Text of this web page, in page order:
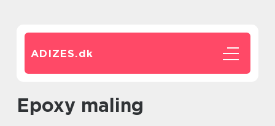
ADIZES.dk
epoxy maling